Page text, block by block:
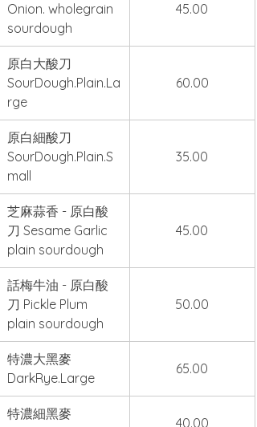
Onion. wholegrain
sourdough
45.00
原白大酸刀
SourDough.Plain.La
rge
60.00
原白細酸刀
SourDough.Plain.S
mall
35.00
芝麻蒜香 - 原白酸
刀 Sesame Garlic
plain sourdough
45.00
話梅牛油 - 原白酸
刀 Pickle Plum
plain sourdough
50.00
特濃大黑麥
DarkRye.Large
65.00
特濃細黑麥
40.00